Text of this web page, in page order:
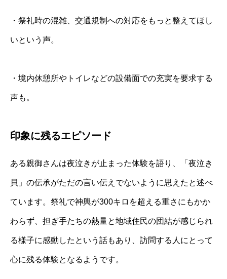
・祭礼時の混雑、交通規制への対応をもっと整えてほし
いという声。
・境内休憩所やトイレなどの設備面での充実を要求する
声も。
印象に残るエピソード
ある親御さんは夜泣きが止まった体験を語り、「夜泣き
貝」の伝承がただの言い伝えでないように思えたと述べ
ています。祭礼で神輿が300キロを超える重さにもかか
わらず、担ぎ手たちの熱量と地域住民の団結が感じられ
る様子に感動したという話もあり、訪問する人にとって
心に残る体験となるようです。